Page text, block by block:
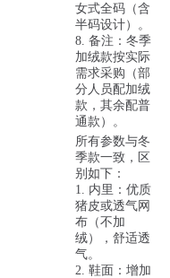
女式全码（含
半码设计）。
8. 备注：冬季
加绒款按实际
需求采购（部
分人员配加绒
款，其余配普
通款）。
所有参数与冬
季款一致，区
别如下：
1. 内里：优质
猪皮或透气网
布（不加
绒），舒适透
气。
2. 鞋面：增加